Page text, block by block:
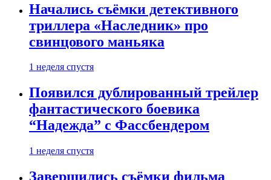
Начались съёмки детективного
триллера «Наследник» про
свинцового маньяка
1 неделя спустя
Появился дублированный трейлер
фантастического боевика
“Надежда” с Фассбендером
1 неделя спустя
Завершились съёмки фильма